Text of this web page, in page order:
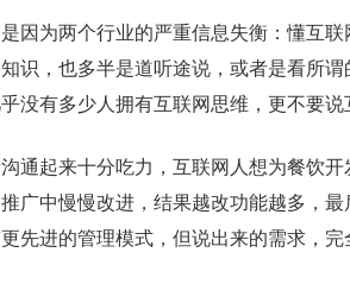
因为两个行业的严重信息失衡：懂互
识，也多半是道听途说，或者是看所
没有多少人拥有互联网思维，更不要说
通起来十分吃力，互联网人想为餐饮
广中慢慢改进，结果越改功能越多，
先进的管理模式，但说出来的需求，完